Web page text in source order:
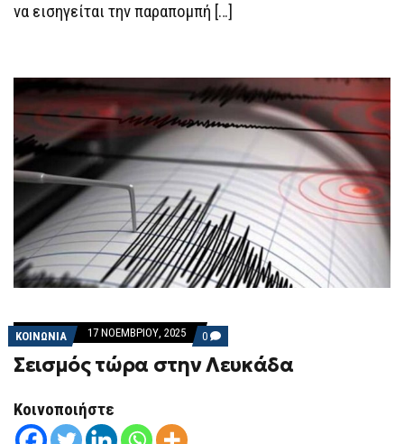
να εισηγείται την παραπομπή […]
ΚΟΙΝΩΝΙΑ 17 ΝΟΕΜΒΡΊΟΥ, 2025 0 COMMENTS
ON
ΣΕΙΣΜΌΣ
ΤΏΡΑ
Σεισμός τώρα στην Λευκάδα
Κοινοποιήστε